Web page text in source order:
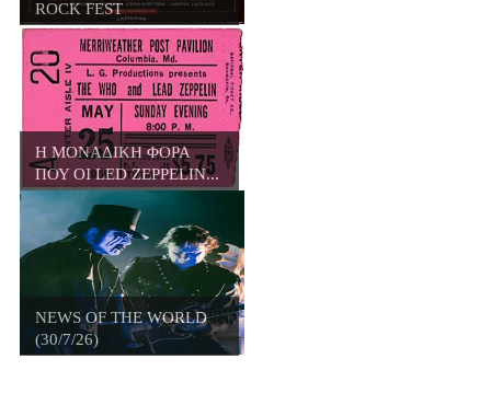
ROCK FEST
Η ΜΟΝΑΔΙΚΗ ΦΟΡΑ
ΠΟΥ ΟΙ LED ZEPPELIN...
NEWS OF THE WORLD
(30/7/26)